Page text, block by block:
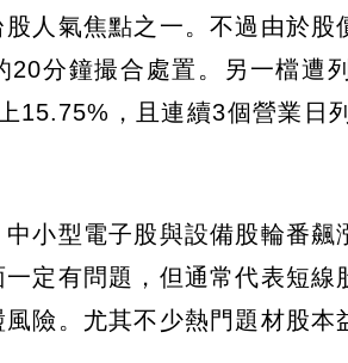
人氣焦點之一。不過由於
20分鐘撮合處置。另一檔遭
15.75%，且連續3個營業日
小型電子股與設備股輪番
定有問題，但通常代表短
險。尤其不少熱門題材股